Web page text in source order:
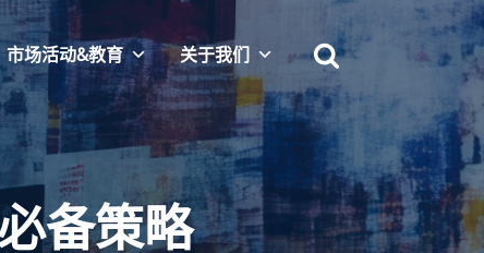
市场活动&教育 关于我们
备策略